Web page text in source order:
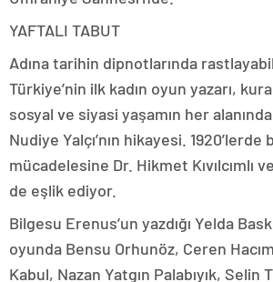
YAFTALI TABUT
Adına tarihin dipnotlarında
Türkiye’nin ilk kadın oyun yazarı,
sosyal ve siyasi yaşamın her
Nudiye Yalçı’nın hikayesi. 1920’lerde
mücadelesine Dr. Hikmet Kıvılcımlı
de eşlik ediyor.
Bilgesu Erenus’un yazdığı Yelda
oyunda Bensu Orhunöz, Ceren
Kabul, Nazan Yatgın Palabıyık, Selin